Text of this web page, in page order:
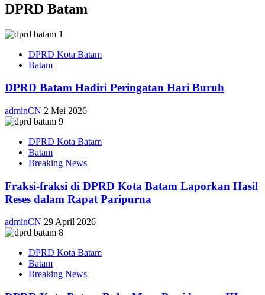
DPRD Batam
DPRD Kota Batam
Batam
DPRD Batam Hadiri Peringatan Hari Buruh
adminCN 2 Mei 2026
DPRD Kota Batam
Batam
Breaking News
Fraksi-fraksi di DPRD Kota Batam Laporkan Hasil
Reses dalam Rapat Paripurna
adminCN 29 April 2026
DPRD Kota Batam
Batam
Breaking News